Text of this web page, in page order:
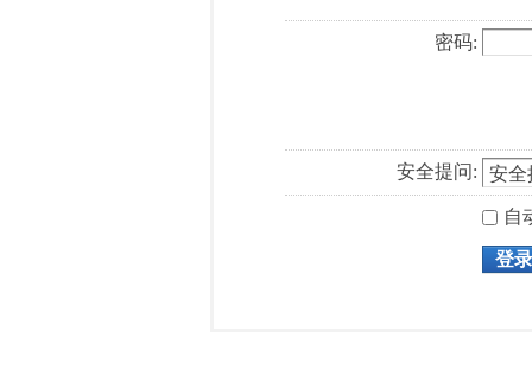
密码:
安全提问:
自
登录